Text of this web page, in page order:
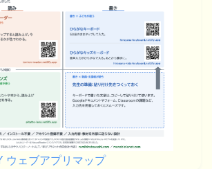
ウェブアプリマップ